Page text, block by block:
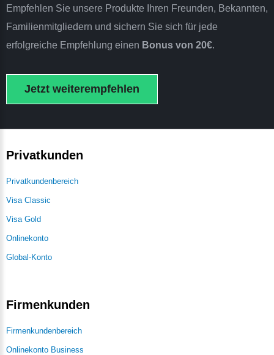
Empfehlen Sie unsere Produkte Ihren Freunden, Bekannten,
Familienmitgliedern und sichern Sie sich für jede
erfolgreiche Empfehlung einen Bonus von 20€.
Jetzt weiterempfehlen
Privatkunden
Privatkundenbereich
Visa Classic
Visa Gold
Onlinekonto
Global-Konto
Firmenkunden
Firmenkundenbereich
Onlinekonto Business